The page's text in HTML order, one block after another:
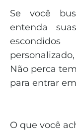
Se você
entenda
Não perca
para entrar
O que você